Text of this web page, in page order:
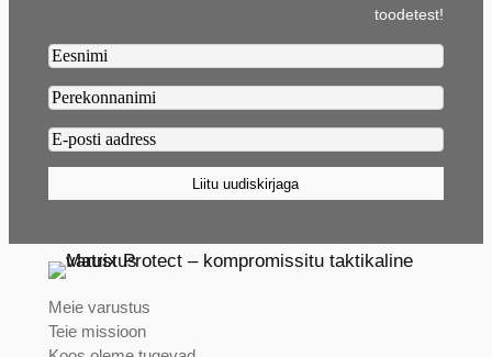
toodetest!
Firstname2
Lastname2
Email2 (Required)
Liitu uudiskirjaga
Meie varustus
Teie missioon